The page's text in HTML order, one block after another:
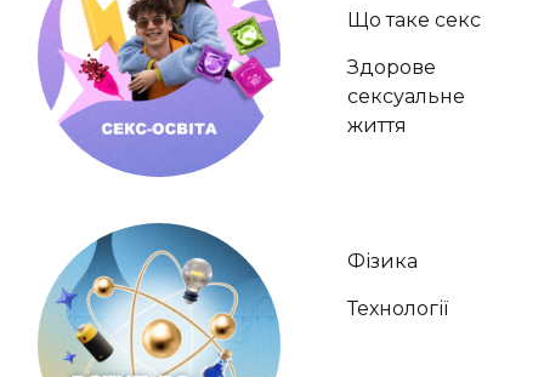
Що таке секс
Здорове
сексуальне
життя
Фізика
Технології